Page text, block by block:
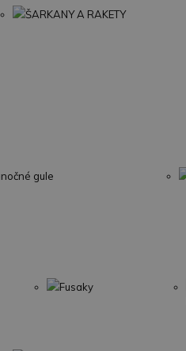
ŠARKANY A RAKETY
gule
Fusaky